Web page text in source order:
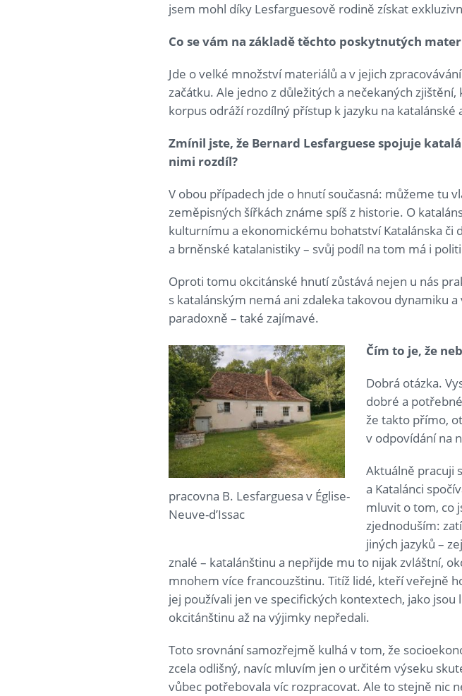
jsem mohl díky Lesfarguesově rodině získat
Co se vám na základě těchto poskytnutých
Jde o velké množství materiálů a v jejich
začátku. Ale jedno z důležitých a nečekaných
korpus odráží rozdílný přístup k jazyku na katalánské
Zmínil jste, že Bernard Lesfarguese spojuje
nimi rozdíl?
V obou případech jde o hnutí současná: můžeme tu
zeměpisných šířkách známe spíš z historie. O
kulturnímu a ekonomickému bohatství Katalánska či
a brněnské katalanistiky – svůj podíl na tom má i
Oproti tomu okcitánské hnutí zůstává nejen u nás
s katalánským nemá ani zdaleka takovou dynamiku
paradoxně – také zajímavé.
pracovna B. Lesfarguesa v Église-
Neuve-d’Issac
Čím to je, že
Dobrá otázka.
dobré a
že takto přímo,
v odpovídání na
Aktuálně pracuji
a Katalánci
mluvit o tom, co
zjednoduším:
jiných jazyků –
znalé – katalánštinu a nepřijde mu to nijak zvláštní,
mnohem více francouzštinu. Titíž lidé, kteří veřejně
jej používali jen ve specifických kontextech, jako
okcitánštinu až na výjimky nepředali.
Toto srovnání samozřejmě kulhá v tom, že
zcela odlišný, navíc mluvím jen o určitém výseku
vůbec potřebovala víc rozpracovat. Ale to stejně nic